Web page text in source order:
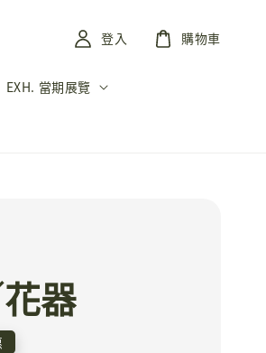
EXH. 當期展覽
登入 購物車
器